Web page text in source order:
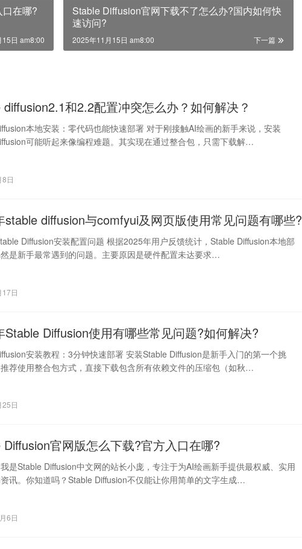
在哪?
日 am8:00
Stable Diffusion官网下载不了怎么办?国内如何快
速访问?
下一篇
2025年11月15日 am8:00
diffusion2.1和2.2配置冲突怎么办？如何解决？
本地安装：零代码也能快速部署 对于刚接触AI绘画的新手来说，安装
可能听起来像编程难题。其实现在通过整合包，只需下载解…
日
stable diffusion与comfyui及网页版使用常见问题有哪些?
Diffusion安装配置问题 根据2025年用户反馈统计，Stable Diffusion本地部
是新手最常遇到的问题。主要原因是硬件配置未达要求…
日
Stable Diffusion使用有哪些常见问题?如何解决?
安装教程：3分钟快速部署 安装Stable Diffusion是新手入门的第一个挑
荐使用整合包方式，直接下载包含所有依赖文件的压缩包（如秋…
日
Diffusion官网版怎么下载?官方入口在哪?
是Stable Diffusion中文网的站长小庞，专注于为AI绘画新手提供最权威、实用
讯。你知道吗？Stable Diffusion不仅能让你用简单的文字生成…
6日